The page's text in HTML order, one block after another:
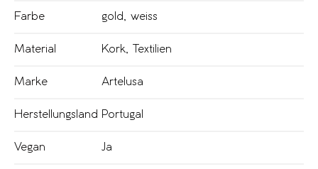
Farbe gold weiss
Material Kork Textilien
Marke Artelusa
Herstellungsland Portugal
Vegan Ja